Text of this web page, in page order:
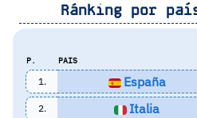
Ránking por
P. PAIS
1. España
2. Italia